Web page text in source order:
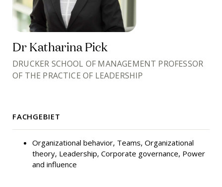
Dr Katharina Pick
DRUCKER SCHOOL OF MANAGEMENT PROFESSOR
OF THE PRACTICE OF LEADERSHIP
FACHGEBIET
Organizational behavior, Teams, Organizational
theory, Leadership, Corporate governance, Power
and influence